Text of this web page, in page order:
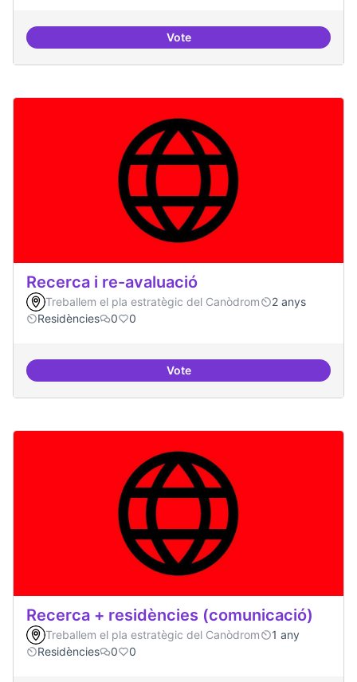
VoteRefugi en cas d'un tall a internet
Recerca i re-avaluació
Treballem el pla estratègic del Canòdrom
2 anys
Residències
0 0
VoteRecerca i re-avaluació
Recerca + residències (comunicació)
Treballem el pla estratègic del Canòdrom
1 any
Residències
0 0